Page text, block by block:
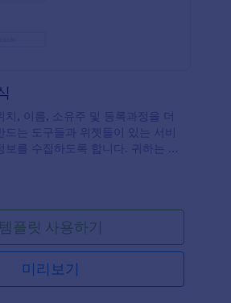
치, 이름, 소유주 및 등록과정을 더
는 도구들과 위젯들이 있는 서비
보를 수집하도록 합니다. 귀하는 이
지 글꼴, 색들을 추가하고 귀하의
템플릿 사용하기
미리보기